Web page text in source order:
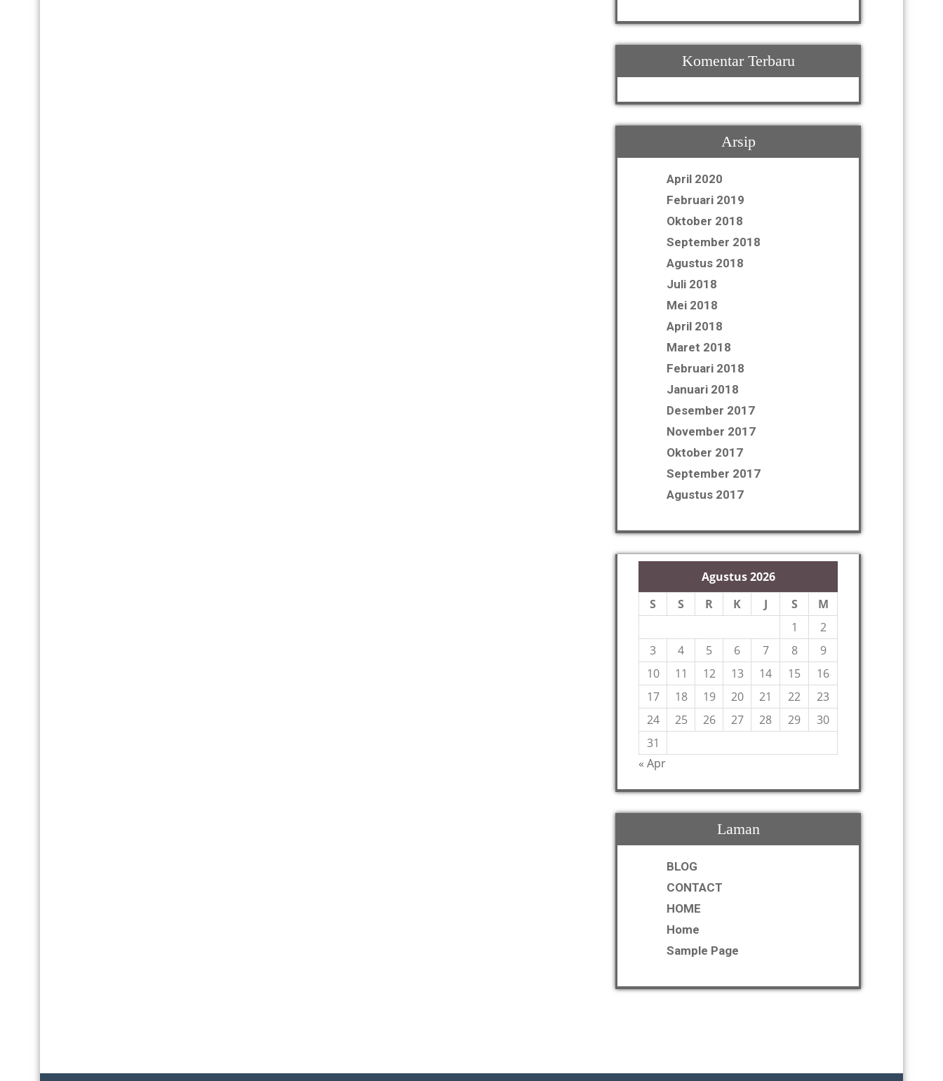
Komentar Terbaru
Arsip
April 2020
Februari 2019
Oktober 2018
September 2018
Agustus 2018
Juli 2018
Mei 2018
April 2018
Maret 2018
Februari 2018
Januari 2018
Desember 2017
November 2017
Oktober 2017
September 2017
Agustus 2017
Agustus 2026
S
S R K J S
M
1
2
3
4 5 6 7 8
9
10
11 12 13 14 15
16
17
18 19 20 21 22
23
24
25 26 27 28 29
30
31
« Apr
Laman
BLOG
CONTACT
HOME
Home
Sample Page